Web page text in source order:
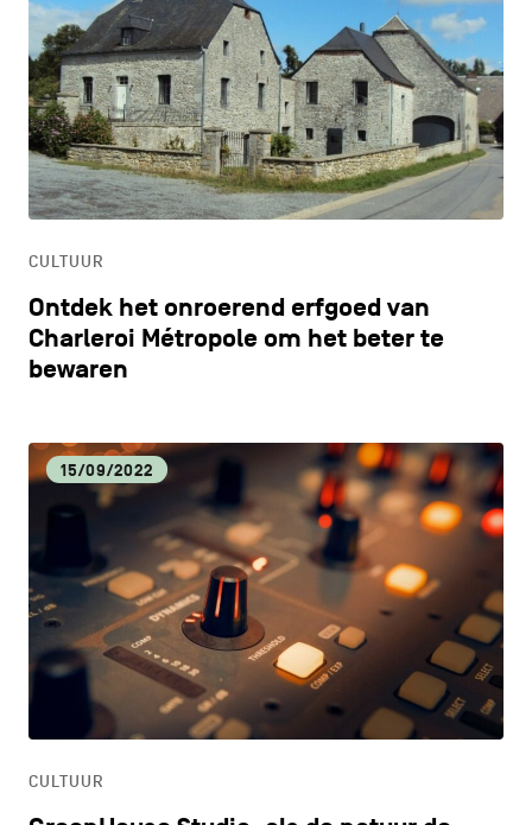
CULTUUR
Ontdek het onroerend erfgoed van
Charleroi Métropole om het beter te
bewaren
15/09/2022
CULTUUR